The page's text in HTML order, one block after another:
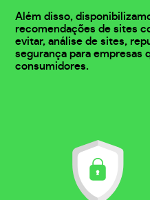
Além disso,
recomendações de sites
evitar, análise de sites,
segurança para empresas
consumidores.